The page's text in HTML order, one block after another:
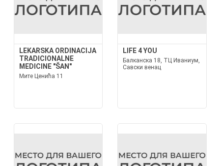
LEKARSKA ORDINACIJA
TRADICIONALNE
MEDICINE "ŠAN"
Мите Ценића 11
LIFE 4 YOU
Балканска 18, ТЦ Иваниум,
Савски венац